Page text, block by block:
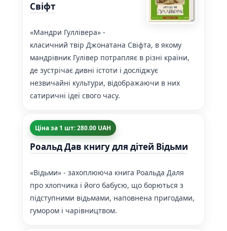
Свіфт
«Мандри Гуллівера» -
класичний твір Джонатана Свіфта, в якому
мандрівник Гулівер потрапляє в різні країни,
де зустрічає дивні істоти і досліджує
незвичайні культури, відображаючи в них
сатиричні ідеї свого часу.
Ціна за 1 шт: 280.00 UAH
Роальд Дав книгу для дітей Відьми
«Відьми» - захоплююча книга Роальда Даля
про хлопчика і його бабусю, що борються з
підступними відьмами, наповнена пригодами,
гумором і чарівництвом.